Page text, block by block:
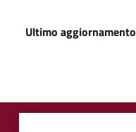
Ultimo aggiornamento